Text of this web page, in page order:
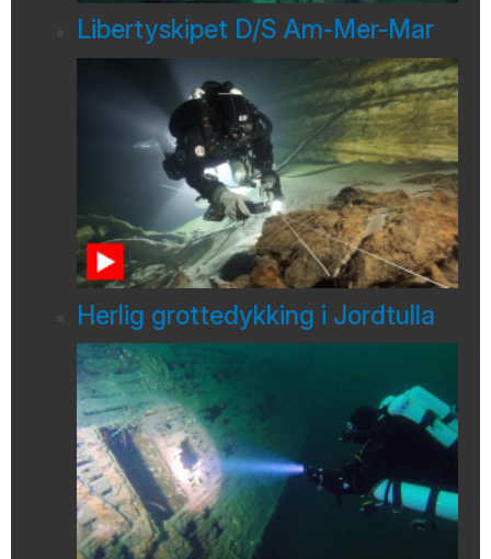
Libertyskipet D/S Am-Mer-Mar
Herlig grottedykking i Jordtulla